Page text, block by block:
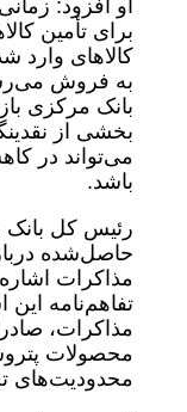
او افزود:
برای تأمین
کالاهای وارد
به فروش
بانک مرکزی
بخشی از
می‌تواند در
باشد.
رئیس‌ کل بانک
حاصل‌شده
مذاکرات
مذاکرات،
محصولات
محدودیت‌های